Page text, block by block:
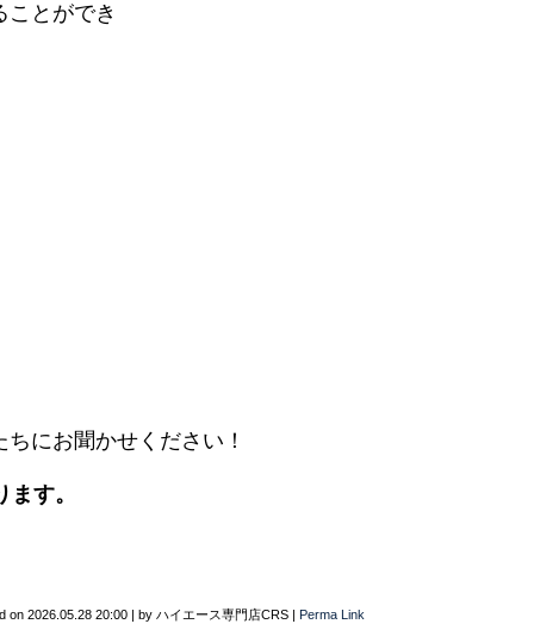
とができ
にお聞かせください！
す。
on 2026.05.28 20:00 by ハイエース専門店CRS Perma Link